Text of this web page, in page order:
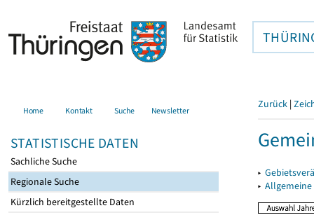
Home Kontakt Suche Newsletter
STATISTISCHE DATEN
Sachliche Suche
Regionale Suche
Kürzlich bereitgestellte Daten
Zurück |
▸
▸